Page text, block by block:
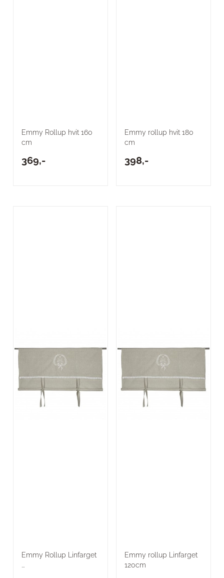
Emmy Rollup hvit 160
cm
369,-
Emmy rollup hvit 180
cm
398,-
Emmy Rollup Linfarget
Emmy rollup Linfarget
120cm